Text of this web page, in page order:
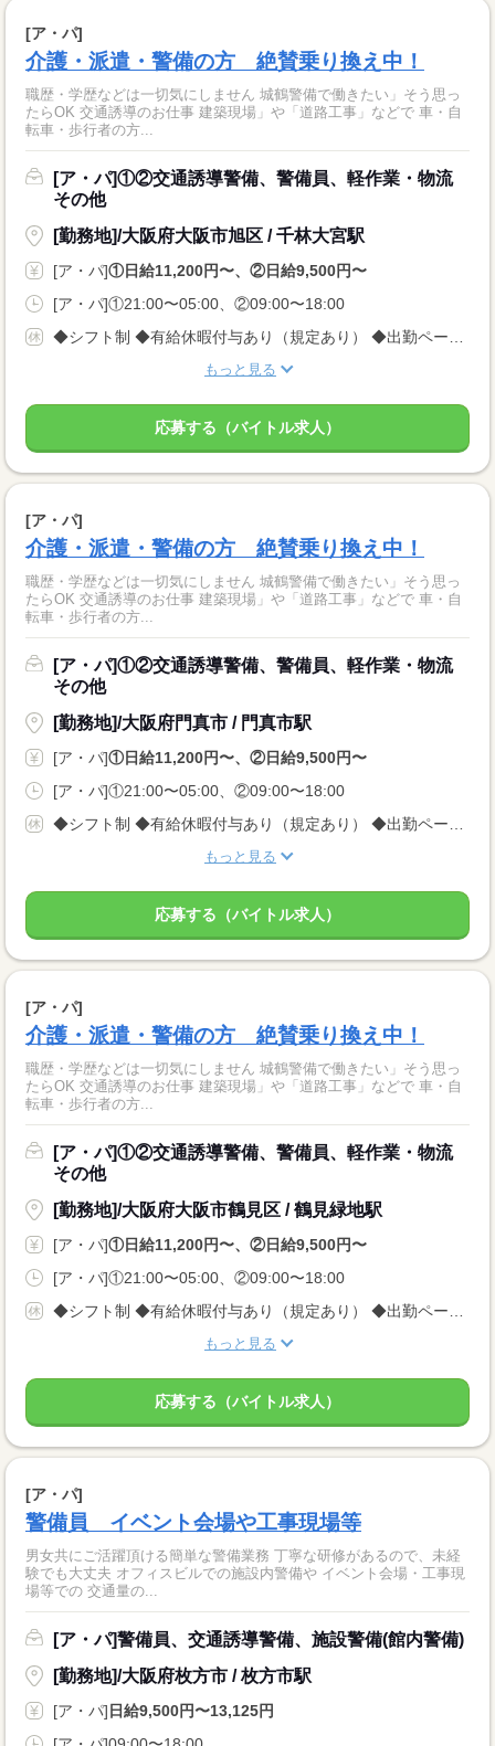
[ア・パ]
介護・派遣・警備の方 絶賛乗り換え中！
職歴・学歴などは一切気にしません 城鶴警備で働きたい」そう思っ
たらOK 交通誘導のお仕事 建築現場」や「道路工事」などで 車・自
転車・歩行者の方...
[ア・パ]①②交通誘導警備、警備員、軽作業・物流
その他
[勤務地]/大阪府大阪市旭区 / 千林大宮駅
[ア・パ]①日給11,200円〜、②日給9,500円〜
[ア・パ]①21:00〜05:00、②09:00〜18:00
もっと見る
応募する（バイトル求人）
[ア・パ]
介護・派遣・警備の方 絶賛乗り換え中！
職歴・学歴などは一切気にしません 城鶴警備で働きたい」そう思っ
たらOK 交通誘導のお仕事 建築現場」や「道路工事」などで 車・自
転車・歩行者の方...
[ア・パ]①②交通誘導警備、警備員、軽作業・物流
その他
[勤務地]/大阪府門真市 / 門真市駅
[ア・パ]①日給11,200円〜、②日給9,500円〜
[ア・パ]①21:00〜05:00、②09:00〜18:00
もっと見る
応募する（バイトル求人）
[ア・パ]
介護・派遣・警備の方 絶賛乗り換え中！
職歴・学歴などは一切気にしません 城鶴警備で働きたい」そう思っ
たらOK 交通誘導のお仕事 建築現場」や「道路工事」などで 車・自
転車・歩行者の方...
[ア・パ]①②交通誘導警備、警備員、軽作業・物流
その他
[勤務地]/大阪府大阪市鶴見区 / 鶴見緑地駅
[ア・パ]①日給11,200円〜、②日給9,500円〜
[ア・パ]①21:00〜05:00、②09:00〜18:00
もっと見る
応募する（バイトル求人）
[ア・パ]
警備員 イベント会場や工事現場等
男女共にご活躍頂ける簡単な警備業務 丁寧な研修があるので、未経
験でも大丈夫 オフィスビルでの施設内警備や イベント会場・工事現
場等での 交通量の...
[ア・パ]警備員、交通誘導警備、施設警備(館内警備)
[勤務地]/大阪府枚方市 / 枚方市駅
[ア・パ] 日給9,500円〜13,125円